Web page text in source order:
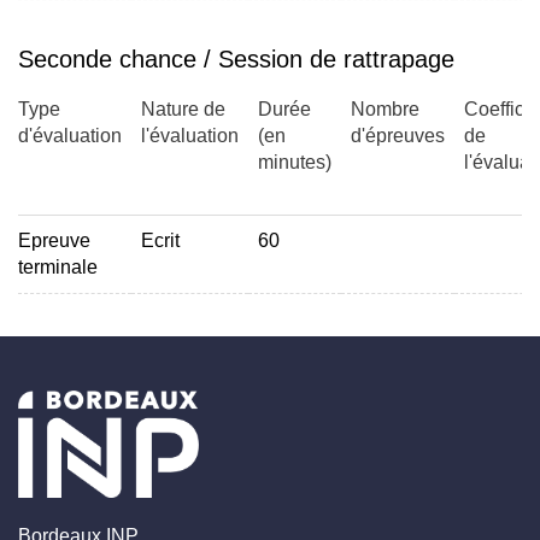
mathématiques permettant de calculer les déformations
d'un milieu soumis à des charges variées (traction, flexion,
torsion)
Seconde chance / Session de rattrapage
Type
d'évaluation
Nature de
l'évaluation
Durée
(en
minutes)
Nombre
d'épreuves
de
Epreuve
terminale
Ecrit 60